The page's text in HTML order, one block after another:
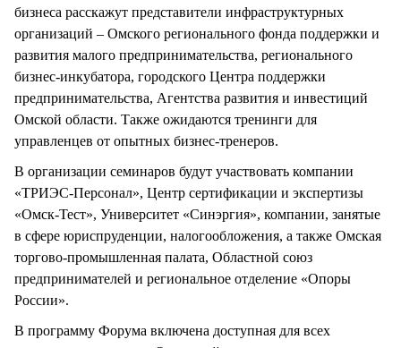
бизнеса расскажут представители инфраструктурных
организаций – Омского регионального фонда поддержки и
развития малого предпринимательства, регионального
бизнес-инкубатора, городского Центра поддержки
предпринимательства, Агентства развития и инвестиций
Омской области. Также ожидаются тренинги для
управленцев от опытных бизнес-тренеров.
В организации семинаров будут участвовать компании
«ТРИЭС-Персонал», Центр сертификации и экспертизы
«Омск-Тест», Университет «Синэргия», компании, занятые
в сфере юриспруденции, налогообложения, а также Омская
торгово-промышленная палата, Областной союз
предпринимателей и региональное отделение «Опоры
России».
В программу Форума включена доступная для всех